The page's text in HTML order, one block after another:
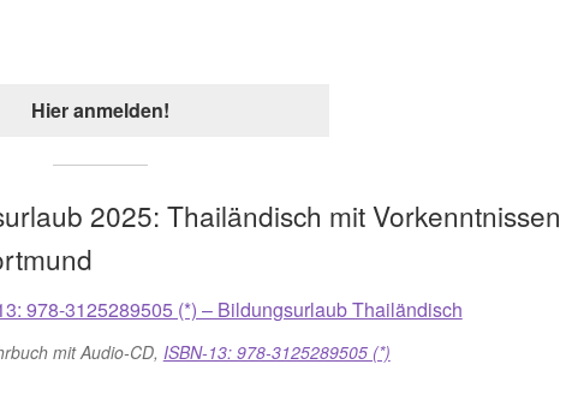
Hier anmelden!
2025: Thailändisch mit Vorkenntnissen
mit Audio-CD, ISBN-13: 978-3125289505 (*)